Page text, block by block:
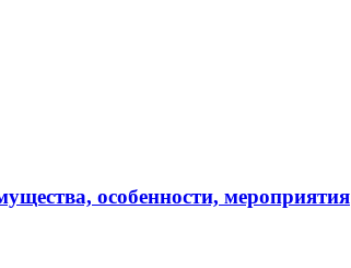
особенности, мероприятия